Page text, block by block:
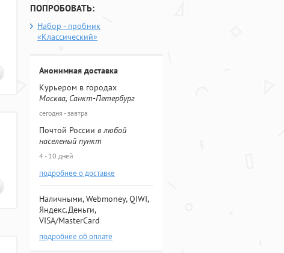
ПОПРОБОВАТЬ:
Набор - пробник
«Классический»
Анонимная доставка
Курьером в городах
Москва, Санкт-Петербург
сегодня - завтра
Почтой России в любой
населеный пункт
4 - 10 дней
подробнее о доставке
Наличными, Webmoney, QIWI,
Яндекс.Деньги,
VISA/MasterCard
подробнее об оплате